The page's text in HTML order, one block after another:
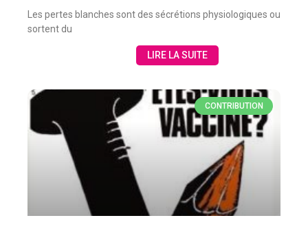
Les pertes blanches sont des sécrétions physiologiques ou
sortent du
LIRE LA SUITE
CONTRIBUTION